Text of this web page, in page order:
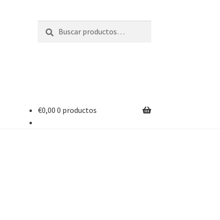
por:
€0,00 0 productos